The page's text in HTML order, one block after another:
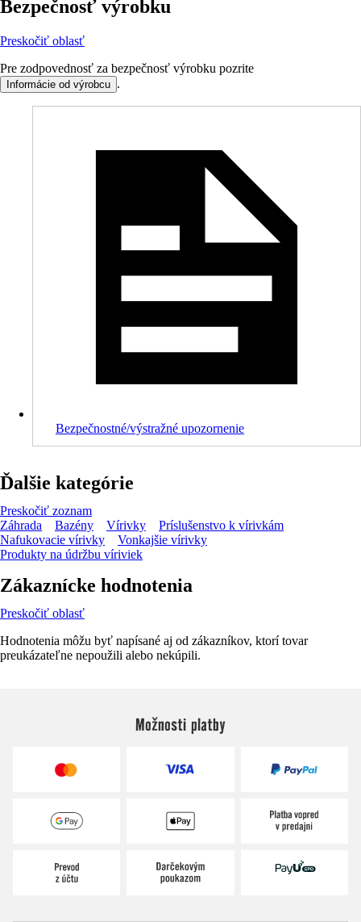
Bezpečnosť výrobku
Preskočiť oblasť
Pre zodpovednosť za bezpečnosť výrobku pozrite
Informácie od výrobcu .
Bezpečnostné/výstražné upozornenie
Ďalšie kategórie
Preskočiť zoznam
Záhrada
Bazény Vírivky
Príslušenstvo k vírivkám
Nafukovacie vírivky
Vonkajšie vírivky
Produkty na údržbu víriviek
Zákaznícke hodnotenia
Preskočiť oblasť
Hodnotenia môžu byť napísané aj od zákazníkov, ktorí tovar
preukázateľne nepoužili alebo nekúpili.
Možnosti platby